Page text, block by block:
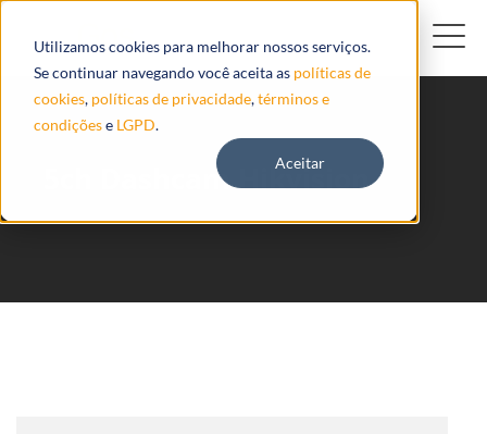
Utilizamos cookies para melhorar nossos serviços.
Se continuar navegando você aceita as políticas de
cookies, políticas de privacidade,términos e
condiçõese LGPD.
Aceitar
5ch Dashcam Hikvision